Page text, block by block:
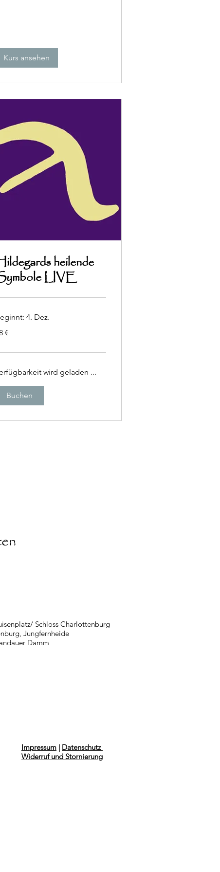
Kurs ansehen
heilende
LIVE
4. Dez.
€
wird geladen ...
Buchen
Schloss Charlottenburg
Jungfernheide
Damm
Impressum | Datenschutz
Widerruf und Stornierung